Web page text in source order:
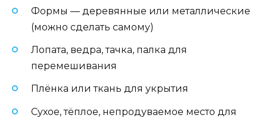
Формы — деревянные или металлические
(можно сделать самому)
Лопата, ведра, тачка, палка для
перемешивания
Плёнка или ткань для укрытия
Сухое, тёплое, непродуваемое место для